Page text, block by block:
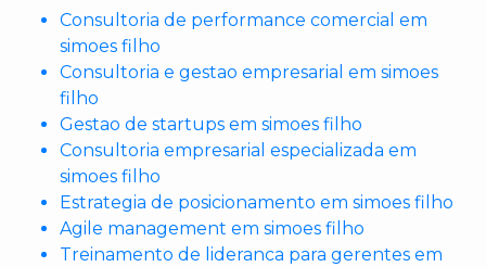
Consultoria de performance comercial em
simoes filho
Consultoria e gestao empresarial em simoes
filho
Gestao de startups em simoes filho
Consultoria empresarial especializada em
simoes filho
Estrategia de posicionamento em simoes filho
Agile management em simoes filho
Treinamento de lideranca para gerentes em